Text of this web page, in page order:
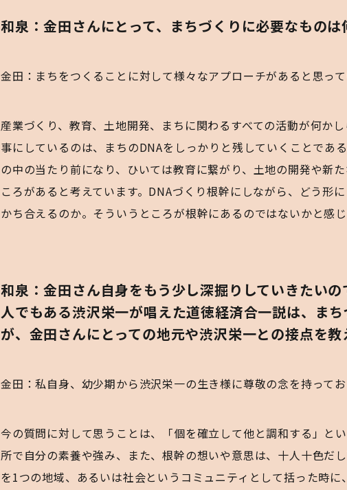
和泉：金田さんにとって、まちづくりに必要なものは
金田：まちをつくることに対して様々なアプローチがあると思って
産業づくり、教育、土地開発、まちに関わるすべての活動が何
事にしているのは、まちのDNAをしっかりと残していくことであ
の中の当たり前になり、ひいては教育に繋がり、土地の開発や新
ころがあると考えています。DNAづくり根幹にしながら、どう形
かち合えるのか。そういうところが根幹にあるのではないかと感じ
和泉：金田さん自身をもう少し深掘りしていきたい
人でもある渋沢栄一が唱えた道徳経済合一説は、ま
が、金田さんにとっての地元や渋沢栄一との接点を教
金田：私自身、幼少期から渋沢栄一の生き様に尊敬の念を持ってお
今の質問に対して思うことは、「個を確立して他と調和する」と
所で自分の素養や強み、また、根幹の想いや意思は、十人十色だ
を1つの地域、あるいは社会というコミュニティとして括った時